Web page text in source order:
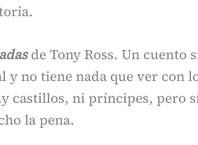
de Tony Ross. Un cuento
y no tiene nada que ver con
castillos, ni príncipes, pero
la pena.